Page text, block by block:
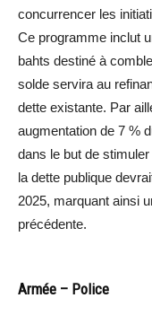
concurrencer les
Ce programme inclut
bahts destiné à
solde servira au
dette existante. Par
augmentation de 7 %
dans le but de
la dette publique
2025, marquant ainsi
précédente.
Armée – Police